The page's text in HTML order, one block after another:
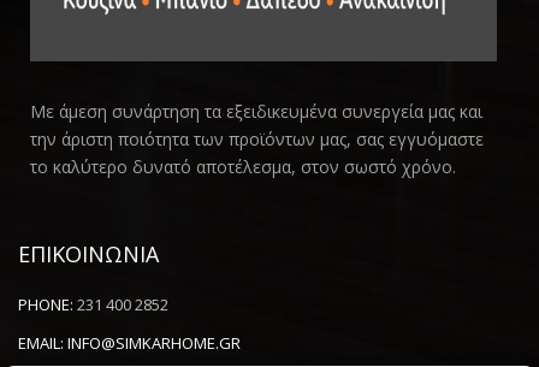
Με άμεση συνάρτηση τα εξειδικευμένα συνεργεία μας και
την άριστη ποιότητα των προϊόντων μας, σας εγγυόμαστε
το καλύτερο δυνατό αποτέλεσμα, στον σωστό χρόνο.
ΕΠΙΚΟΙΝΩΝΙΑ
PHONE: 231 400 2852
EMAIL: INFO@SIMKARHOME.GR